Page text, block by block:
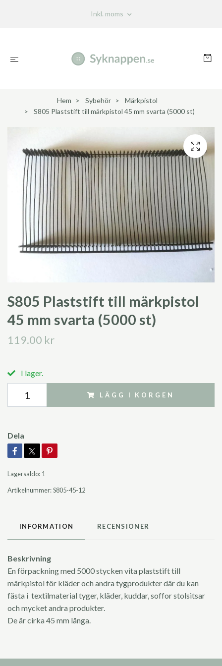
Inkl. moms
Hem Sybehör
Märkpistol
S805 Plaststift till märkpistol 45 mm svarta (5000 st)
S805 Plaststift till märkpistol
45 mm svarta (5000 st)
119.00 kr
I lager.
LÄGG I KORGEN
Dela
Lagersaldo: 1
Artikelnummer:S805-45-12
INFORMATION RECENSIONER
Beskrivning
En förpackning med 5000 stycken vita plaststift till
märkpistol för kläder och andra tygprodukter där du kan
fästa i textilmaterial tyger, kläder, kuddar, soffor stolsitsar
och mycket andra produkter.
De är cirka 45 mm långa.